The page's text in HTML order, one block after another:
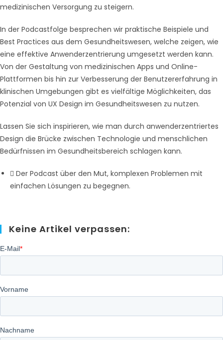
medizinischen Versorgung zu steigern.
In der Podcastfolge besprechen wir praktische Beispiele und
Best Practices aus dem Gesundheitswesen, welche zeigen, wie
eine effektive Anwenderzentrierung umgesetzt werden kann.
Von der Gestaltung von medizinischen Apps und Online-
Plattformen bis hin zur Verbesserung der Benutzererfahrung in
klinischen Umgebungen gibt es vielfältige Möglichkeiten, das
Potenzial von UX Design im Gesundheitswesen zu nutzen.
Lassen Sie sich inspirieren, wie man durch anwenderzentriertes
Design die Brücke zwischen Technologie und menschlichen
Bedürfnissen im Gesundheitsbereich schlagen kann.
Der Podcast über den Mut, komplexen Problemen mit
einfachen Lösungen zu begegnen.
Keine Artikel verpassen: